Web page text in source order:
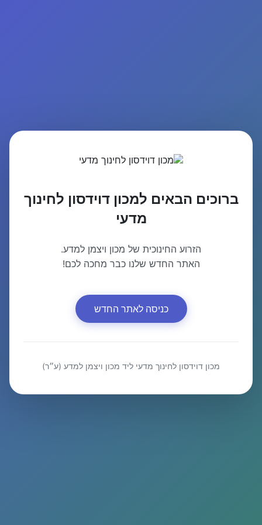
ברוכים הבאים למכון דוידסון לחינוך
מדעי
הזרוע החינוכית של מכון ויצמן למדע.
האתר החדש שלנו כבר מחכה לכם!
כניסה לאתר החדש
מכון דוידסון לחינוך מדעי ליד מכון ויצמן למדע (ע״ר)